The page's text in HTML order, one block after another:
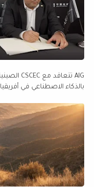
بالذكاء الاصطناعي في أفريقيا